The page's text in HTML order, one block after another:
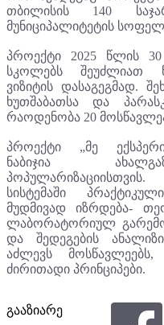
თბილისის 140
მუნიციპალიტეტის
პროექტი 2025 წლის
სკოლებს შეუძლიათ
ვიზიტის დასაგეგმად.
ხუთშაბათსა და
რაოდენობა 20
პროექტი „მე
ნაბიჯია
სისტემაში
მუდმივად იზრდება-
ლაბორატორიულ
და შედეგების
აძლევს
ძირითადი პრინციპები.
გააზიარე